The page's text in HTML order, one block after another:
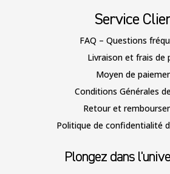
Service
FAQ – Questions
Livraison et frais de
Moyen de
Conditions Générales
Retour et
Politique de confidentialité
Plongez dans